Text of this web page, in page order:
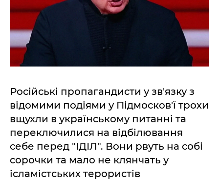
Російські пропагандисти у зв'язку з
відомими подіями у Підмосков'ї трохи
вщухли в українському питанні та
переключилися на відбілювання
себе перед "ІДІЛ". Вони рвуть на собі
сорочки та мало не клянчать у
ісламістських терористів